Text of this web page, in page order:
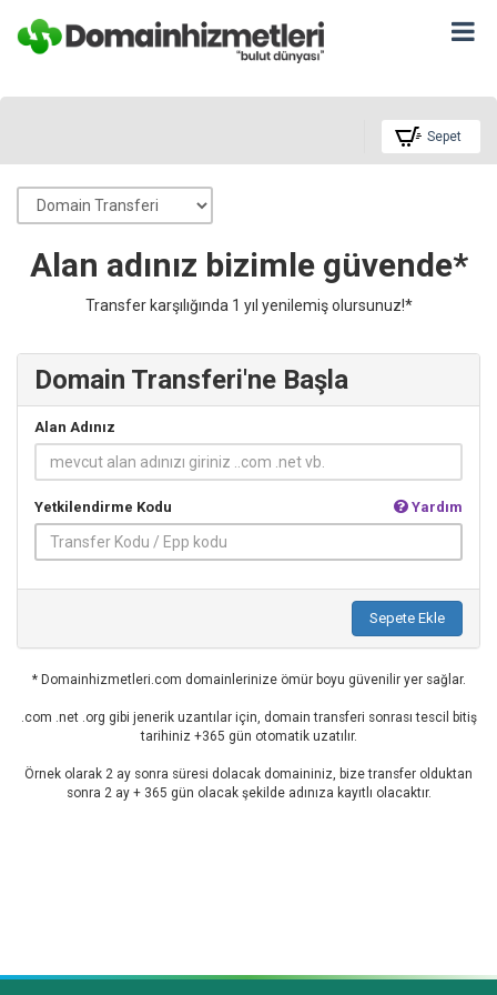
Sepet
Alan adınız bizimle güvende*
Transfer karşılığında 1 yıl yenilemiş olursunuz!*
Domain Transferi'ne Başla
Alan Adınız
Yetkilendirme Kodu Yardım
Sepete Ekle
* Domainhizmetleri.com domainlerinize ömür boyu güvenilir yer sağlar.
.com .net .org gibi jenerik uzantılar için, domain transferi sonrası tescil bitiş
tarihiniz +365 gün otomatik uzatılır.
Örnek olarak 2 ay sonra süresi dolacak domaininiz, bize transfer olduktan
sonra 2 ay + 365 gün olacak şekilde adınıza kayıtlı olacaktır.